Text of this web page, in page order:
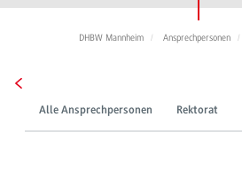
DHBW Mannheim Ansprechpersonen
Alle Ansprechpersonen Rektorat